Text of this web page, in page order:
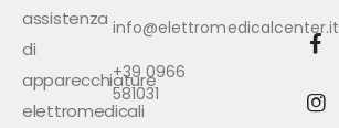
assistenza
di
apparecchiature
elettromedicali
info@elettromedicalcenter.it
+39 0966
581031